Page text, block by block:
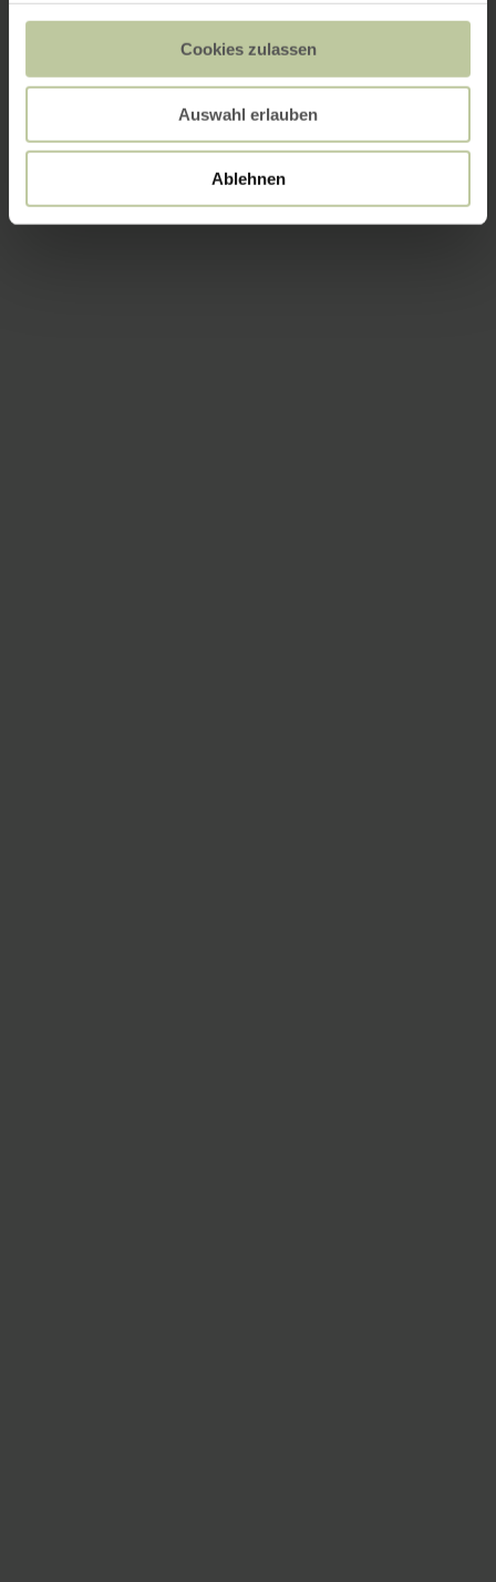
Cookies zulassen
Auswahl erlauben
Ablehnen